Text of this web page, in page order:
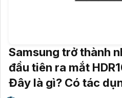
Samsung trở thành
đầu tiên ra mắt
Đây là gì? Có tác